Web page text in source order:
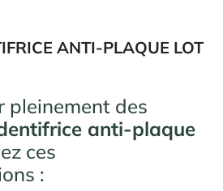
ANTI-PLAQUE LOT
pleinement des
anti-plaque
ces
: